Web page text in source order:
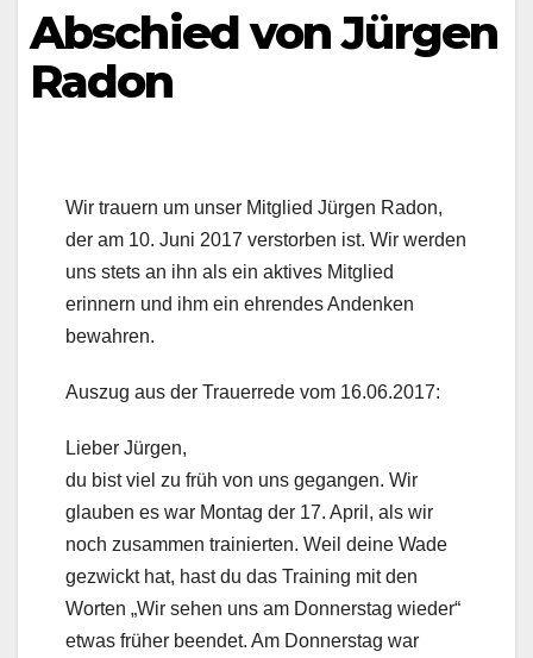
Abschied von Jürgen
Radon
Wir trauern um unser Mitglied Jürgen Radon,
der am 10. Juni 2017 verstorben ist. Wir werden
uns stets an ihn als ein aktives Mitglied
erinnern und ihm ein ehrendes Andenken
bewahren.
Auszug aus der Trauerrede vom 16.06.2017:
Lieber Jürgen,
du bist viel zu früh von uns gegangen. Wir
glauben es war Montag der 17. April, als wir
noch zusammen trainierten. Weil deine Wade
gezwickt hat, hast du das Training mit den
Worten „Wir sehen uns am Donnerstag wieder“
etwas früher beendet. Am Donnerstag war